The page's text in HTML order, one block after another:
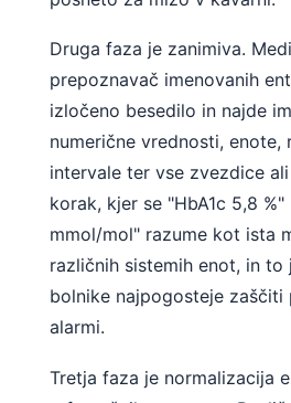
Druga faza je zanimiva.
prepoznavač imenovanih
izločeno besedilo in najde
numerične vrednosti, enote,
intervale ter vse zvezdice
korak, kjer se "HbA1c 5,8 %"
mmol/mol" razume kot ista
različnih sistemih enot, in to
bolnike najpogosteje zaščiti
alarmi.
Tretja faza je normalizacija